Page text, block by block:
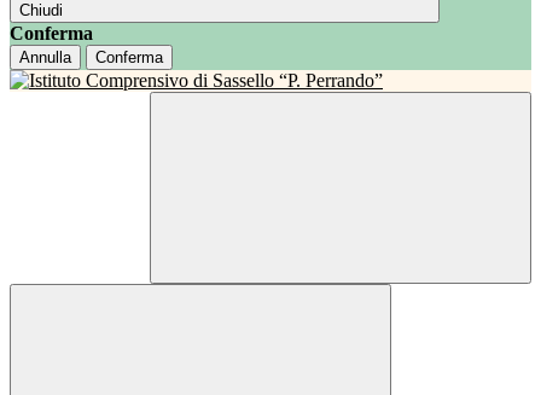
Chiudi
Conferma
Annulla Conferma